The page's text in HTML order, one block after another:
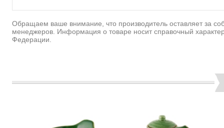
Обращаем ваше внимание, что производитель оставляет за
менеджеров. Информация о товаре носит справочный
Федерации.